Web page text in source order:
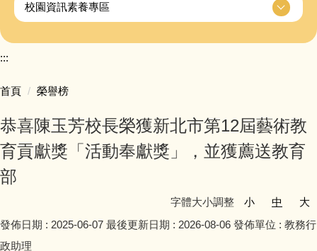
校園資訊素養專區
:::
首頁 榮譽榜
恭喜陳玉芳校長榮獲新北市第12屆藝術教
育貢獻獎「活動奉獻獎」，並獲薦送教育
部
字體大小調整 小 中
大
發佈日期 : 2025-06-07 最後更新日期 : 2026-08-06 發佈單位 : 教務行
政助理